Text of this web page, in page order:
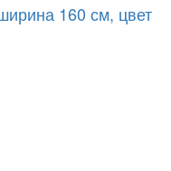
160 см, цвет